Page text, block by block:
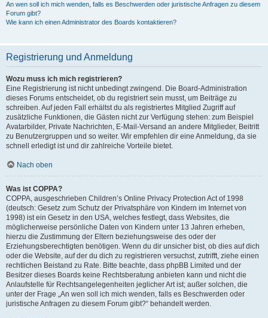
An wen soll ich mich wenden, falls es Beschwerden oder juristische Anfragen zu diesem
Forum gibt?
Wie kann ich einen Administrator des Boards kontaktieren?
Registrierung und Anmeldung
Wozu muss ich mich registrieren?
Eine Registrierung ist nicht unbedingt zwingend. Die Board-Administration
dieses Forums entscheidet, ob du registriert sein musst, um Beiträge zu
schreiben. Auf jeden Fall erhältst du als registriertes Mitglied Zugriff auf
zusätzliche Funktionen, die Gästen nicht zur Verfügung stehen: zum Beispiel
Avatarbilder, Private Nachrichten, E-Mail-Versand an andere Mitglieder, Beitritt
zu Benutzergruppen und so weiter. Wir empfehlen dir eine Anmeldung, da sie
schnell erledigt ist und dir zahlreiche Vorteile bietet.
Nach oben
Was ist COPPA?
COPPA, ausgeschrieben Children’s Online Privacy Protection Act of 1998
(deutsch: Gesetz zum Schutz der Privatsphäre von Kindern im Internet von
1998) ist ein Gesetz in den USA, welches festlegt, dass Websites, die
möglicherweise persönliche Daten von Kindern unter 13 Jahren erheben,
hierzu die Zustimmung der Eltern beziehungsweise des oder der
Erziehungsberechtigten benötigen. Wenn du dir unsicher bist, ob dies auf dich
oder die Website, auf der du dich zu registrieren versuchst, zutrifft, ziehe einen
rechtlichen Beistand zu Rate. Bitte beachte, dass phpBB Limited und der
Besitzer dieses Boards keine Rechtsberatung anbieten kann und nicht die
Anlaufstelle für Rechtsangelegenheiten jeglicher Art ist; außer solchen, die
unter der Frage „An wen soll ich mich wenden, falls es Beschwerden oder
juristische Anfragen zu diesem Forum gibt?“ behandelt werden.